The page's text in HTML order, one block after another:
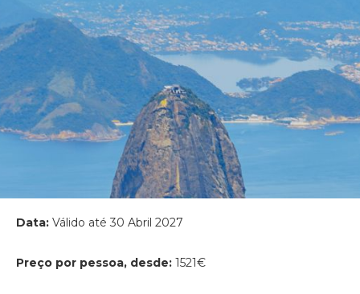
Data: Válido até 30 Abril 2027
Preço por pessoa, desde: 1521€